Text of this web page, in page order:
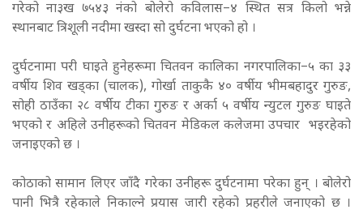
गरेको ना३ख ७५४३ नंको बोलेरो कविलास–४ स्थित सत्र किलो भन्ने
स्थानबाट त्रिशूली नदीमा खस्दा सो दुर्घटना भएको हो ।
दुर्घटनामा परी घाइते हुनेहरूमा चितवन कालिका नगरपालिका–५ का ३३
वर्षीय शिव खड्का (चालक), गोर्खा ताकुकै ४० वर्षीय भीमबहादुर गुरुङ,
सोही ठाउँका २८ वर्षीय टीका गुरुङ र अर्का ५ वर्षीय न्युटल गुरुङ घाइते
भएको र अहिले उनीहरूको चितवन मेडिकल कलेजमा उपचार भइरहेको
जनाइएको छ ।
कोठाको सामान लिएर जाँदै गरेका उनीहरू दुर्घटनामा परेका हुन् । बोलेरो
पानी भित्रै रहेकाले निकाल्ने प्रयास जारी रहेको प्रहरीले जनाएको छ ।